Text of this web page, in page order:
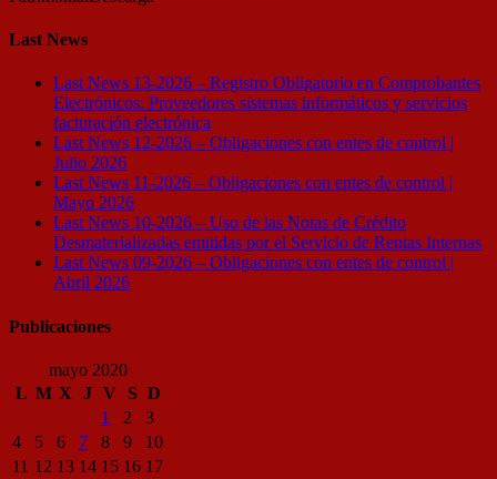
Last News
Last News 13-2026 – Registro Obligatorio en Comprobantes
Electrónicos: Proveedores sistemas informáticos y servicios
facturación electrónica
Last News 12-2026 – Obligaciones con entes de control |
Julio 2026
Last News 11-2026 – Obligaciones con entes de control |
Mayo 2026
Last News 10-2026 – Uso de las Notas de Crédito
Desmaterializadas emitidas por el Servicio de Rentas Internas
Last News 09-2026 – Obligaciones con entes de control |
Abril 2026
Publicaciones
mayo 2020
L M X J V S D
1
2
3
4
5 6 7 8 9
10
11 12 13 14 15 16 17